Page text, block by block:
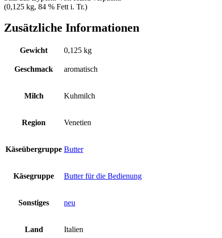
(0,125 kg, 84 % Fett i. Tr.)
Zusätzliche Informationen
Gewicht 0,125 kg
Geschmack aromatisch
Milch Kuhmilch
Region Venetien
Käseübergruppe Butter
Käsegruppe Butter für die Bedienung
Sonstiges neu
Land Italien